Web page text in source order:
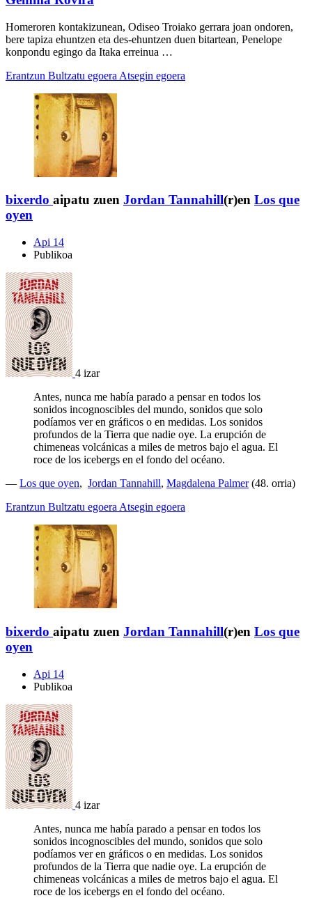
Homeroren kontakizunean, Odiseo Troiako gerrara joan ondoren,
bere tapiza ehuntzen eta des-ehuntzen duen bitartean, Penelope
konpondu egingo da Itaka erreinua …
Erantzun Bultzatu egoera Atsegin egoera
bixerdo aipatu zuen Jordan Tannahill(r)en Los que
oyen
Api 14
Publikoa
4 izar
Antes, nunca me había parado a pensar en todos los
sonidos incognoscibles del mundo, sonidos que solo
podíamos ver en gráficos o en medidas. Los sonidos
profundos de la Tierra que nadie oye. La erupción de
chimeneas volcánicas a miles de metros bajo el agua. El
roce de los icebergs en el fondo del océano.
— Los que oyen, Jordan Tannahill, Magdalena Palmer(48. orria)
Erantzun Bultzatu egoera Atsegin egoera
bixerdo aipatu zuen Jordan Tannahill(r)en Los que
oyen
Api 14
Publikoa
4 izar
Antes, nunca me había parado a pensar en todos los
sonidos incognoscibles del mundo, sonidos que solo
podíamos ver en gráficos o en medidas. Los sonidos
profundos de la Tierra que nadie oye. La erupción de
chimeneas volcánicas a miles de metros bajo el agua. El
roce de los icebergs en el fondo del océano.